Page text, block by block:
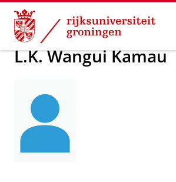
Skip
Content
Skip
Navigation
Over ons L.K. Wangui
L.K. Wangui Kamau